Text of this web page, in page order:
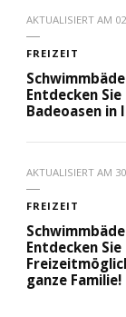
AKTUALISIERT AM
FREIZEIT
Entdecken
Badeoasen in
AKTUALISIERT AM
FREIZEIT
Entdecken
ganze Familie!